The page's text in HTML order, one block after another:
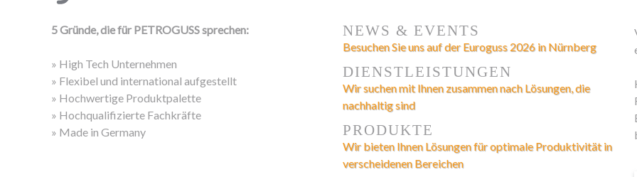
5 Gründe, die für PETROGUSS sprechen:
» High Tech Unternehmen
» Flexibel und international aufgestellt
» Hochwertige Produktpalette
» Hochqualifizierte Fachkräfte
» Made in Germany
NEWS & EVENTS
Besuchen Sie uns auf der Euroguss 2026 in Nürnberg
DIENSTLEISTUNGEN
Wir suchen mit Ihnen zusammen nach Lösungen, die
nachhaltig sind
PRODUKTE
Wir bieten Ihnen Lösungen für optimale Produktivität in
verscheidenen Bereichen